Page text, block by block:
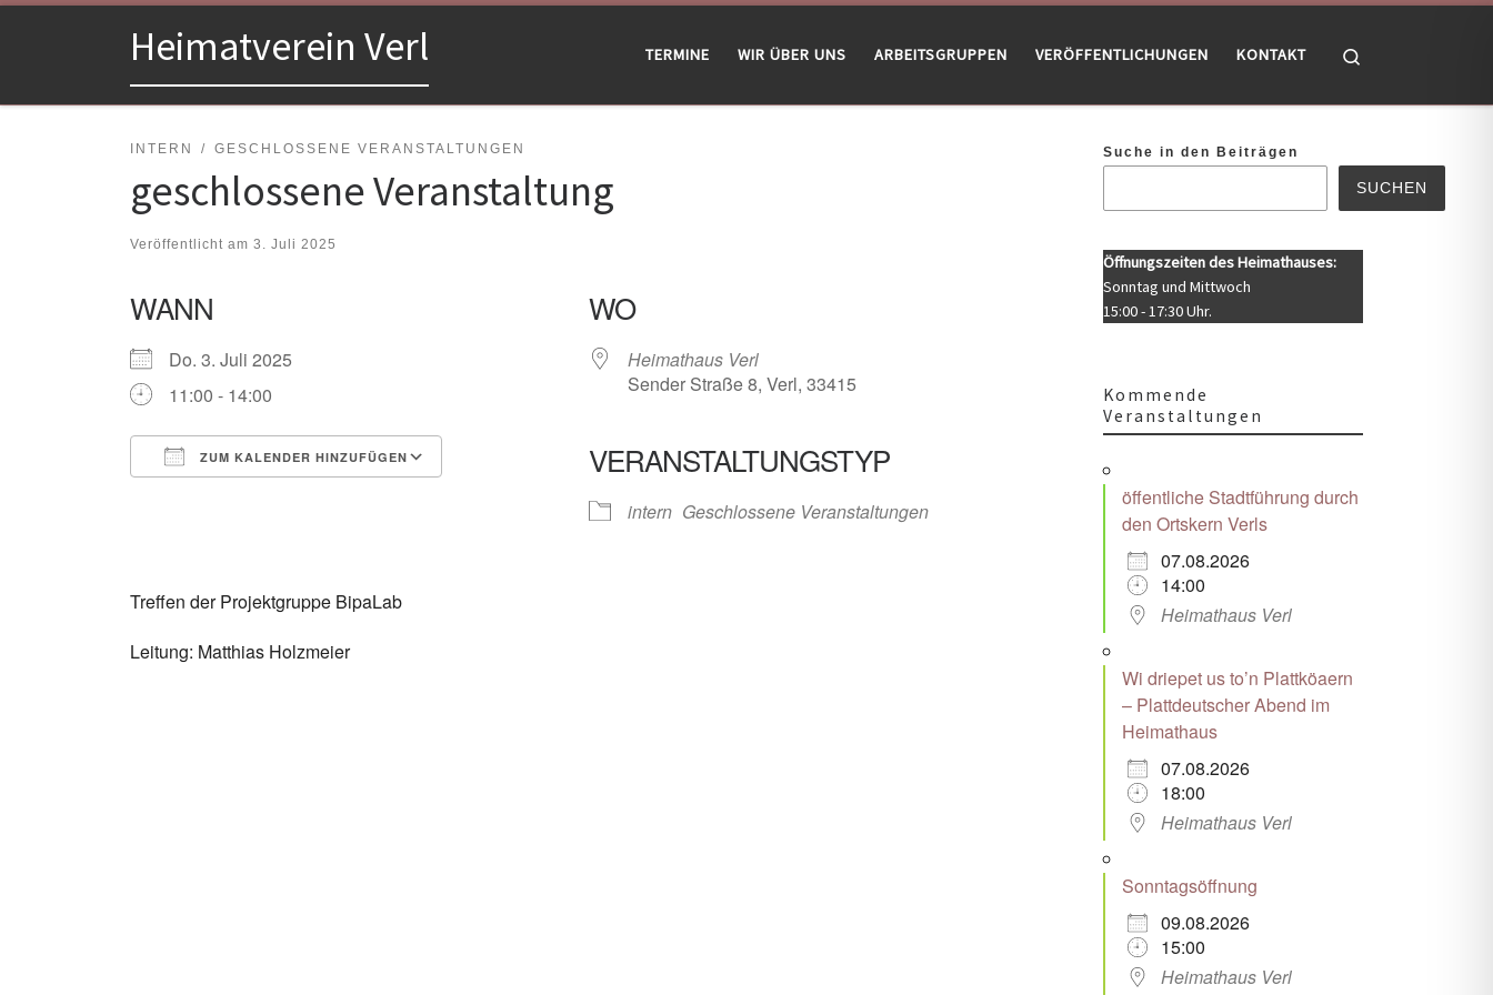
Zum Inhalt springenHeimatverein Verl TERMINE WIR ÜBER UNS ARBEITSGRUPPEN VERÖFFENTLICHUNGEN KONTAKT
INTERN GESCHLOSSENE VERANSTALTUNGEN
geschlossene Veranstaltung
Veröffentlicht am 3. Juli 2025
WANN
Do. 3. Juli 2025
11:00 - 14:00
ZUM KALENDER HINZUFÜGEN
Google Kalender Office 365 Outlook Live
WO
Heimathaus Verl
Sender Straße 8, Verl, 33415
VERANSTALTUNGSTYP
intern Geschlossene Veranstaltungen
Treffen der Projektgruppe BipaLab
Leitung: Matthias Holzmeier
Suche in den Beiträgen
SUCHEN
Öffnungszeiten des Heimathauses:
Sonntag und Mittwoch
15:00 - 17:30 Uhr.
Kommende
Veranstaltungen
öffentliche Stadtführung durch
den Ortskern Verls
07.08.2026
14:00
Heimathaus Verl
Wi driepet us to’n Plattköaern
– Plattdeutscher Abend im
Heimathaus
07.08.2026
18:00
Heimathaus Verl
Sonntagsöffnung
09.08.2026
15:00
Heimathaus Verl